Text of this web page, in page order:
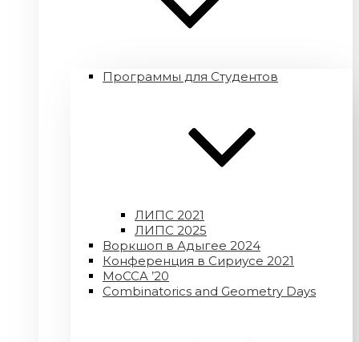
Программы для Студентов
ЛИПС 2021
ЛИПС 2025
Воркшоп в Адыгее 2024
Конференция в Сириусе 2021
MoCCA ’20
Combinatorics and Geometry Days